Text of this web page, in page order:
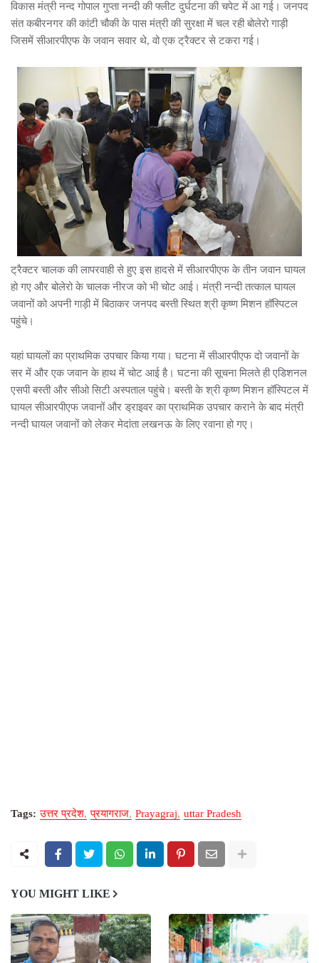
विकास मंत्री नन्द गोपाल गुप्ता नन्दी की फ्लीट दुर्घटना की चपेट में आ गई। जनपद
संत कबीरनगर की कांटी चौकी के पास मंत्री की सुरक्षा में चल रही बोलेरो गाड़ी
जिसमें सीआरपीएफ के जवान सवार थे, वो एक ट्रैक्टर से टकरा गई।
ट्रैक्टर चालक की लापरवाही से हुए इस हादसे में सीआरपीएफ के तीन जवान घायल
हो गए और बोलेरो के चालक नीरज को भी चोट आई। मंत्री नन्दी तत्काल घायल
जवानों को अपनी गाड़ी में बिठाकर जनपद बस्ती स्थित श्री कृष्ण मिशन हॉस्पिटल
पहुंचे।
यहां घायलों का प्राथमिक उपचार किया गया। घटना में सीआरपीएफ दो जवानों के
सर में और एक जवान के हाथ में चोट आई है। घटना की सूचना मिलते ही एडिशनल
एसपी बस्ती और सीओ सिटी अस्पताल पहुंचे। बस्ती के श्री कृष्ण मिशन हॉस्पिटल में
घायल सीआरपीएफ जवानों और ड्राइवर का प्राथमिक उपचार कराने के बाद मंत्री
नन्दी घायल जवानों को लेकर मेदांता लखनऊ के लिए रवाना हो गए।
Tags: उत्तर प्रदेश प्रयागराज Prayagraj uttar Pradesh
YOU MIGHT LIKE